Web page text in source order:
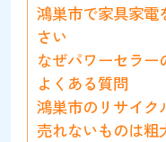
鴻巣市で家具家電
さい
なぜパワーセラ
よくある質問
鴻巣市のリサイク
売れないものは粗